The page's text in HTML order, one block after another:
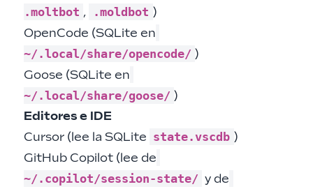
.moltbot , .moldbot )
OpenCode (SQLite en
~/.local/share/opencode/ )
Goose (SQLite en
~/.local/share/goose/ )
Editores e IDE
Cursor (lee la SQLite state.vscdb )
GitHub Copilot (lee de
~/.copilot/session-state/ y de